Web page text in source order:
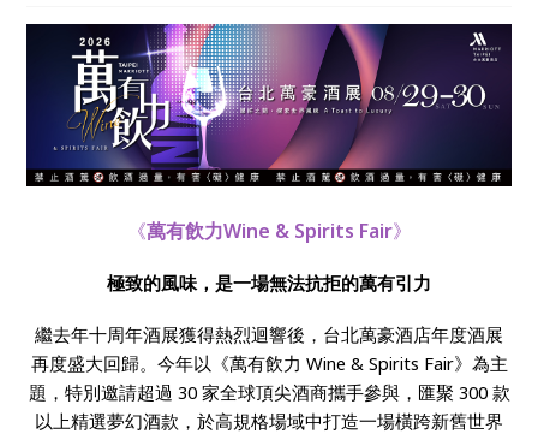
親臨現場，感受世界佳釀無法抗拒的「飲」力，展開一
場精彩的風味旅程。
《萬有飲力Wine & Spirits Fair》
極致的風味，是一場無法抗拒的萬有引力
繼去年十周年酒展獲得熱烈迴響後，台北萬豪酒店年度酒展
再度盛大回歸。 今年以《萬有飲力 Wine & Spirits Fair》為主
題，特別邀請超過 30 家全球頂尖酒商攜手參與，匯聚 300 款
以上精選夢幻酒款，於高規格場域中打造一場橫跨新舊世界